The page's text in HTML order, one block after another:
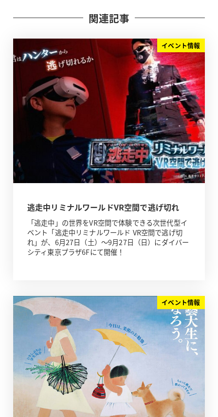
関連記事
イベント情報
逃走中リミナルワールドVR空間で逃げ切れ
「逃走中」の世界をVR空間で体験できる次世代型イ
ベント「逃走中リミナルワールド VR空間で逃げ切
れ」が、6月27日（土）～9月27日（日）にダイバー
シティ東京プラザ6Fにて開催！
イベント情報